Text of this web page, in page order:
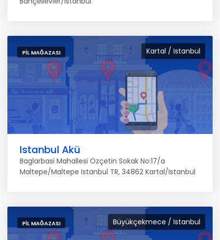
Kartal / Istanbul
PIL MAĞAZASI
Istanbul Akü
Baglarbasi Mahallesi Özçetin Sokak No:17/a
Maltepe/Maltepe Istanbul TR, 34862 Kartal/Istanbul
Büyükçekmece / Istanbul
PIL MAĞAZASI